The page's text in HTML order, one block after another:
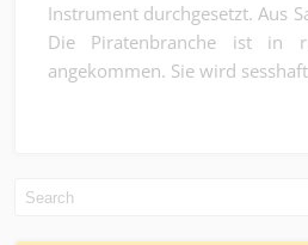
Instrument durchgesetzt. Aus
Die Piratenbranche ist in
angekommen. Sie wird